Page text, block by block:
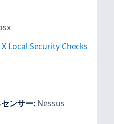
X Local Security Checks
ンサー: Nessus